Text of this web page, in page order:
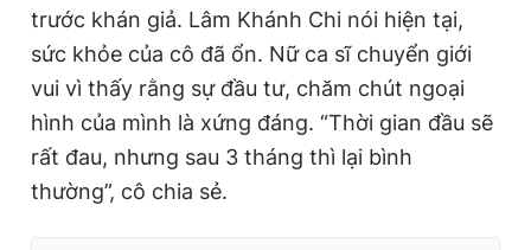
trước khán giả. Lâm Khánh Chi nói hiện tại,
sức khỏe của cô đã ổn. Nữ ca sĩ chuyển giới
vui vì thấy rằng sự đầu tư, chăm chút ngoại
hình của mình là xứng đáng. “Thời gian đầu sẽ
rất đau, nhưng sau 3 tháng thì lại bình
thường”, cô chia sẻ.